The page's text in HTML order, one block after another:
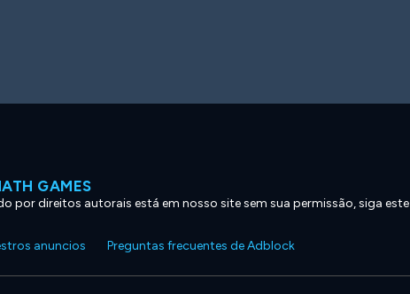
GAMES
por direitos autorais está em nosso site sem sua permissão, siga este
anuncios Preguntas frecuentes de Adblock